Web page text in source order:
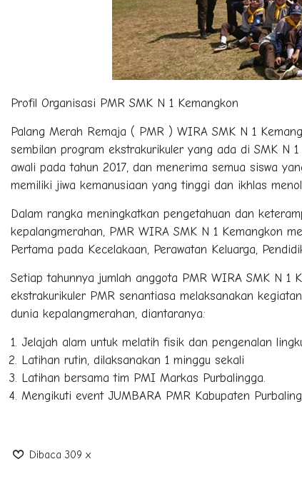
Profil Organisasi PMR SMK N 1 Kemangkon
Palang Merah Remaja ( PMR ) WIRA SMK N 1
sembilan program ekstrakurikuler yang ada di SMK N
awali pada tahun 2017, dan menerima semua siswa
memiliki jiwa kemanusiaan yang tinggi dan ikhlas
Dalam rangka meningkatkan pengetahuan dan
kepalangmerahan, PMR WIRA SMK N 1 Kemangkon
Pertama pada Kecelakaan, Perawatan Keluarga,
Setiap tahunnya jumlah anggota PMR WIRA SMK N 1
ekstrakurikuler PMR senantiasa melaksanakan
dunia kepalangmerahan, diantaranya:
Jelajah alam untuk melatih fisik dan pengenalan
Latihan rutin, dilaksanakan 1 minggu sekali
Latihan bersama tim PMI Markas Purbalingga.
Mengikuti event JUMBARA PMR Kabupaten
Dibaca 309 x